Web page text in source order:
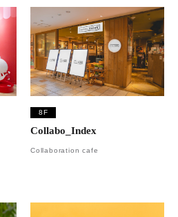
8F
Collabo_Index
Collaboration cafe